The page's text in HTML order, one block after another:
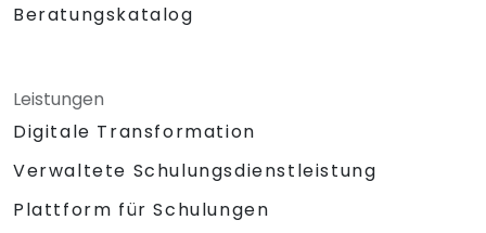
Beratungskatalog
Leistungen
Digitale Transformation
Verwaltete Schulungsdienstleistung
Plattform für Schulungen